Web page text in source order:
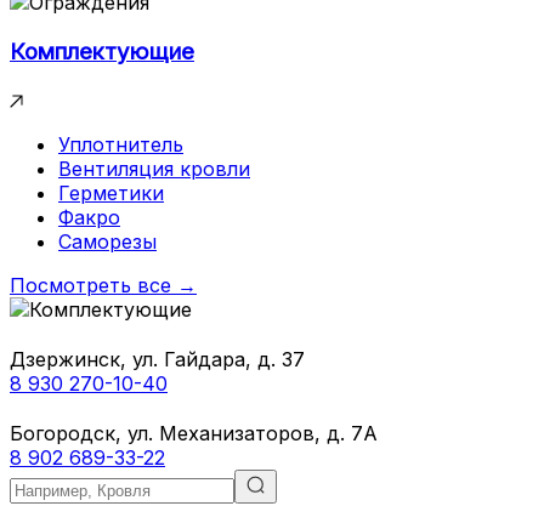
Комплектующие
Уплотнитель
Вентиляция кровли
Герметики
Факро
Саморезы
Посмотреть все →
Дзержинск, ул. Гайдара, д. 37
8 930 270-10-40
Богородск, ул. Механизаторов, д. 7А
8 902 689-33-22